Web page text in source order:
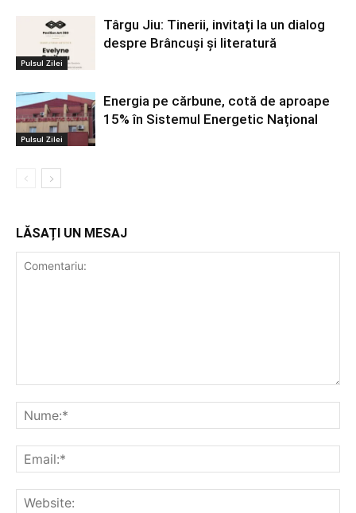
Pulsul Zilei
Târgu Jiu: Tinerii, invitați la un dialog
despre Brâncuși și literatură
Pulsul Zilei
Energia pe cărbune, cotă de aproape
15% în Sistemul Energetic Național
LĂSAȚI UN MESAJ